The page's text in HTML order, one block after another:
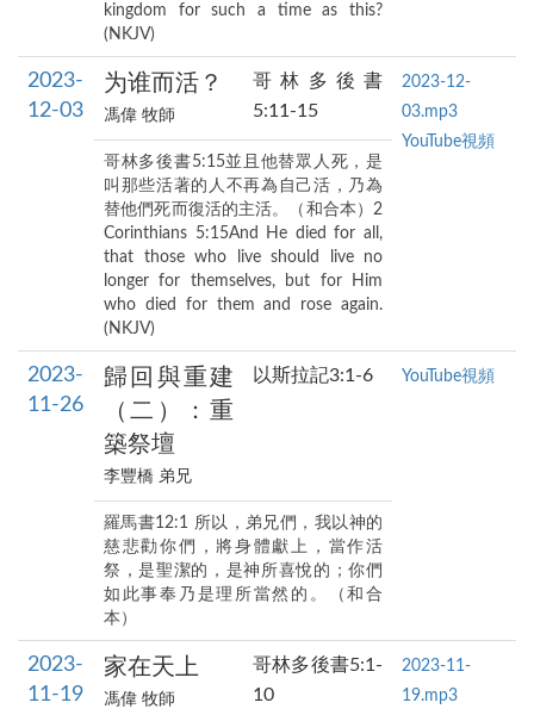
kingdom for such a time as this?
(NKJV)
2023-
12-03
为谁而活？
馮偉 牧師
哥林多後書
5:11-15
2023-12-
03.mp3
YouTube視頻
哥林多後書5:15並且他替眾人死，是
叫那些活著的人不再為自己活，乃為
替他們死而復活的主活。（和合本）2
Corinthians 5:15And He died for all,
that those who live should live no
longer for themselves, but for Him
who died for them and rose again.
(NKJV)
2023-
11-26
歸回與重建
（二）：重
築祭壇
李豐橋 弟兄
以斯拉記3:1-6 YouTube視頻
羅馬書12:1 所以，弟兄們，我以神的
慈悲勸你們，將身體獻上，當作活
祭，是聖潔的，是神所喜悅的；你們
如此事奉乃是理所當然的。（和合
本）
2023-
11-19
家在天上
馮偉 牧師
哥林多後書5:1-
10
2023-11-
19.mp3